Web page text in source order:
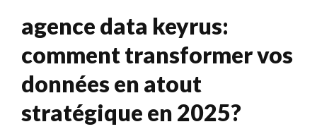
agence data keyrus:
comment transformer vos
données en atout
stratégique en 2025?